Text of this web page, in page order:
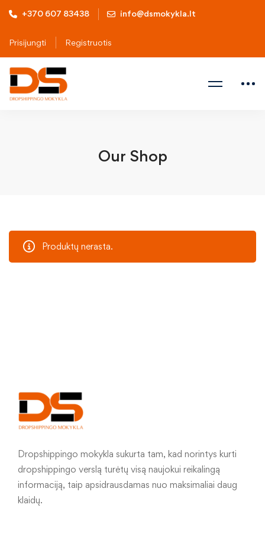
+370 607 83438 info@dsmokykla.lt
Prisijungti Registruotis
Our Shop
Produktų nerasta.
Dropshippingo mokykla sukurta tam, kad norintys kurti
dropshippingo verslą turėtų visą naujokui reikalingą
informaciją, taip apsidrausdamas nuo maksimaliai daug
klaidų.